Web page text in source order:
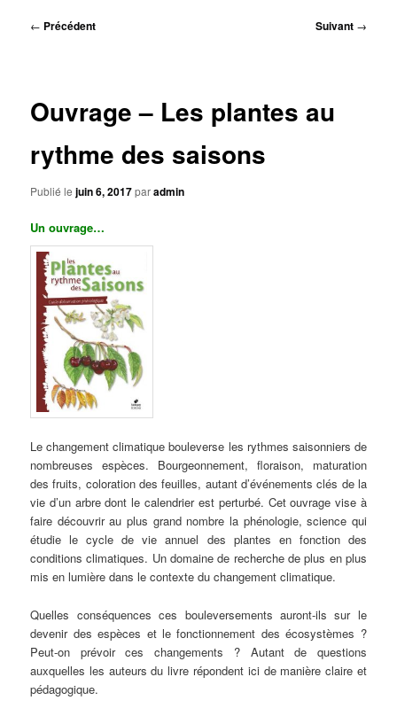
Navigation
← Précédent Suivant →
Ouvrage – Les plantes au
rythme des saisons
Publié lejuin 6, 2017paradmin
Un ouvrage…
Le changement climatique bouleverse les rythmes saisonniers de
nombreuses espèces. Bourgeonnement, floraison, maturation
des fruits, coloration des feuilles, autant d’événements clés de la
vie d’un arbre dont le calendrier est perturbé. Cet ouvrage vise à
faire découvrir au plus grand nombre la phénologie, science qui
étudie le cycle de vie annuel des plantes en fonction des
conditions climatiques. Un domaine de recherche de plus en plus
mis en lumière dans le contexte du changement climatique.
Quelles conséquences ces bouleversements auront-ils sur le
devenir des espèces et le fonctionnement des écosystèmes ?
Peut-on prévoir ces changements ? Autant de questions
auxquelles les auteurs du livre répondent ici de manière claire et
pédagogique.